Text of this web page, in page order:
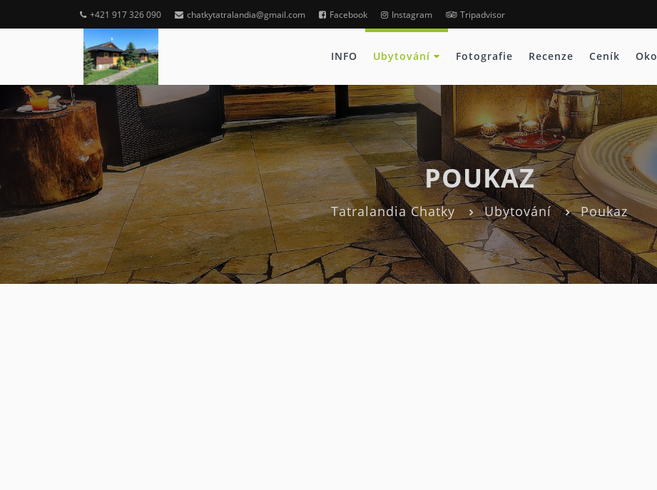
+421 917 326 090 chatkytatralandia@gmail.com Facebook Instagram Tripadvisor
INFO Ubytování Fotografie Recenze Ceník
POUKAZ
Tatralandia Chatky Ubytování Poukaz